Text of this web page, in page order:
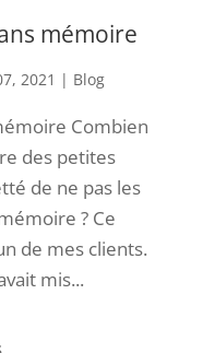
mémoire
2021 | Blog
Combien
des petites
de ne pas les
? Ce
de mes clients.
mis...